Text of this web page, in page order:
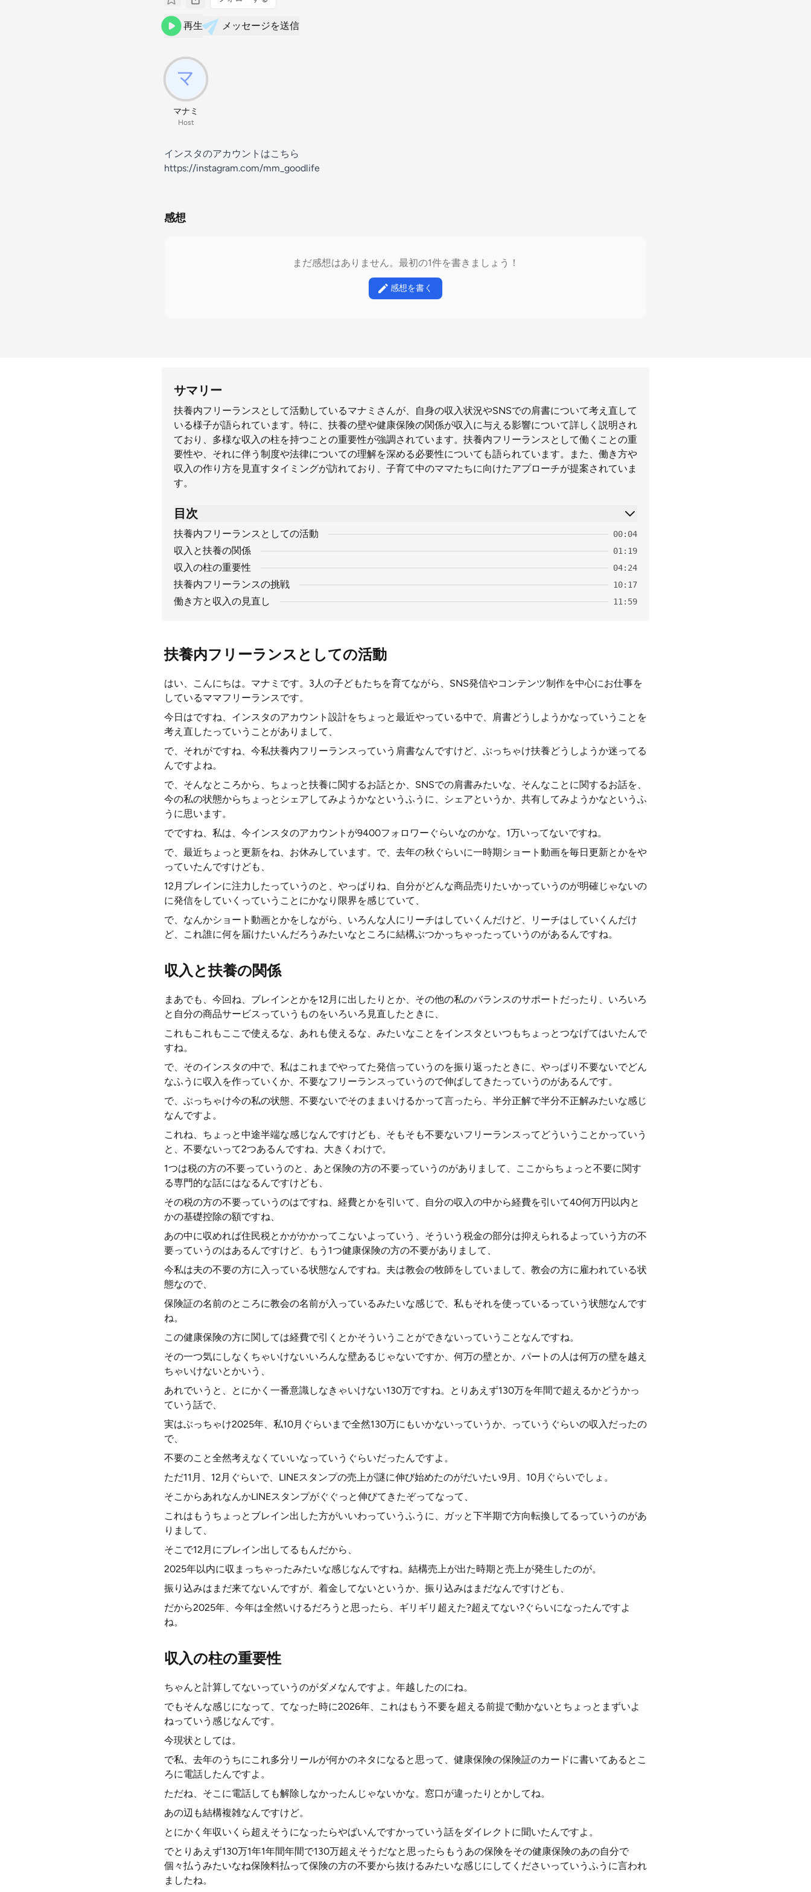
再生 メッセージを送信
マナミ
Host
インスタのアカウントはこちら
https://instagram.com/mm_goodlife
感想
まだ感想はありません。最初の1件を書きましょう！
感想を書く
サマリー
扶養内フリーランスとして活動しているマナミさんが、自身の収入状況やSNSでの肩書について考え直して
いる様子が語られています。特に、扶養の壁や健康保険の関係が収入に与える影響について詳しく説明され
ており、多様な収入の柱を持つことの重要性が強調されています。扶養内フリーランスとして働くことの重
要性や、それに伴う制度や法律についての理解を深める必要性についても語られています。また、働き方や
収入の作り方を見直すタイミングが訪れており、子育て中のママたちに向けたアプローチが提案されていま
す。
目次
扶養内フリーランスとしての活動 00:04
収入と扶養の関係 01:19
収入の柱の重要性 04:24
扶養内フリーランスの挑戦 10:17
働き方と収入の見直し 11:59
扶養内フリーランスとしての活動
はい、こんにちは。マナミです。3人の子どもたちを育てながら、SNS発信やコンテンツ制作を中心にお仕事を
しているママフリーランスです。
今日はですね、インスタのアカウント設計をちょっと最近やっている中で、肩書どうしようかなっていうことを
考え直したっていうことがありまして、
で、それがですね、今私扶養内フリーランスっていう肩書なんですけど、ぶっちゃけ扶養どうしようか迷ってる
んですよね。
で、そんなところから、ちょっと扶養に関するお話とか、SNSでの肩書みたいな、そんなことに関するお話を、
今の私の状態からちょっとシェアしてみようかなというふうに、シェアというか、共有してみようかなというふ
うに思います。
でですね、私は、今インスタのアカウントが9400フォロワーぐらいなのかな。1万いってないですね。
で、最近ちょっと更新をね、お休みしています。で、去年の秋ぐらいに一時期ショート動画を毎日更新とかをや
っていたんですけども、
12月ブレインに注力したっていうのと、やっぱりね、自分がどんな商品売りたいかっていうのが明確じゃないの
に発信をしていくっていうことにかなり限界を感じていて、
で、なんかショート動画とかをしながら、いろんな人にリーチはしていくんだけど、リーチはしていくんだけ
ど、これ誰に何を届けたいんだろうみたいなところに結構ぶつかっちゃったっていうのがあるんですね。
収入と扶養の関係
まあでも、今回ね、ブレインとかを12月に出したりとか、その他の私のバランスのサポートだったり、いろいろ
と自分の商品サービスっていうものをいろいろ見直したときに、
これもこれもここで使えるな、あれも使えるな、みたいなことをインスタといつもちょっとつなげてはいたんで
すね。
で、そのインスタの中で、私はこれまでやってた発信っていうのを振り返ったときに、やっぱり不要ないでどん
なふうに収入を作っていくか、不要なフリーランスっていうので伸ばしてきたっていうのがあるんです。
で、ぶっちゃけ今の私の状態、不要ないでそのままいけるかって言ったら、半分正解で半分不正解みたいな感じ
なんですよ。
これね、ちょっと中途半端な感じなんですけども、そもそも不要ないフリーランスってどういうことかっていう
と、不要ないって2つあるんですね、大きくわけで。
1つは税の方の不要っていうのと、あと保険の方の不要っていうのがありまして、ここからちょっと不要に関す
る専門的な話にはなるんですけども、
その税の方の不要っていうのはですね、経費とかを引いて、自分の収入の中から経費を引いて40何万円以内と
かの基礎控除の額ですね、
あの中に収めれば住民税とかがかかってこないよっていう、そういう税金の部分は抑えられるよっていう方の不
要っていうのはあるんですけど、もう1つ健康保険の方の不要がありまして、
今私は夫の不要の方に入っている状態なんですね。夫は教会の牧師をしていまして、教会の方に雇われている状
態なので、
保険証の名前のところに教会の名前が入っているみたいな感じで、私もそれを使っているっていう状態なんです
ね。
この健康保険の方に関しては経費で引くとかそういうことができないっていうことなんですね。
その一つ気にしなくちゃいけないいろんな壁あるじゃないですか、何万の壁とか、パートの人は何万の壁を越え
ちゃいけないとかいう、
あれでいうと、とにかく一番意識しなきゃいけない130万ですね。とりあえず130万を年間で超えるかどうかっ
ていう話で、
実はぶっちゃけ2025年、私10月ぐらいまで全然130万にもいかないっていうか、っていうぐらいの収入だったの
で、
不要のこと全然考えなくていいなっていうぐらいだったんですよ。
ただ11月、12月ぐらいで、LINEスタンプの売上が謎に伸び始めたのがだいたい9月、10月ぐらいでしょ。
そこからあれなんかLINEスタンプがぐぐっと伸びてきたぞってなって、
これはもうちょっとブレイン出した方がいいわっていうふうに、ガッと下半期で方向転換してるっていうのがあ
りまして、
そこで12月にブレイン出してるもんだから、
2025年以内に収まっちゃったみたいな感じなんですね。結構売上が出た時期と売上が発生したのが。
振り込みはまだ来てないんですが、着金してないというか、振り込みはまだなんですけども、
だから2025年、今年は全然いけるだろうと思ったら、ギリギリ超えた?超えてない?ぐらいになったんですよ
ね。
収入の柱の重要性
ちゃんと計算してないっていうのがダメなんですよ。年越したのにね。
でもそんな感じになって、てなった時に2026年、これはもう不要を超える前提で動かないとちょっとまずいよ
ねっていう感じなんです。
今現状としては。
で私、去年のうちにこれ多分リールが何かのネタになると思って、健康保険の保険証のカードに書いてあるとこ
ろに電話したんですよ。
ただね、そこに電話しても解除しなかったんじゃないかな。窓口が違ったりとかしてね。
あの辺も結構複雑なんですけど。
とにかく年収いくら超えそうになったらやばいんですかっていう話をダイレクトに聞いたんですよ。
でとりあえず130万1年1年間年間で130万超えそうだなと思ったらもうあの保険をその健康保険のあの自分で
個々払うみたいなね保険料払って保険の方の不要から抜けるみたいな感じにしてくださいっていうふうに言われ
ましたね。